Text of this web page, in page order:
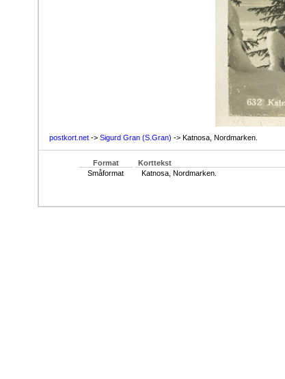
postkort.net -> Sigurd Gran (S.Gran) -> Katnosa, Nordmarken.
Format Korttekst
Småformat
Katnosa, Nordmarken.